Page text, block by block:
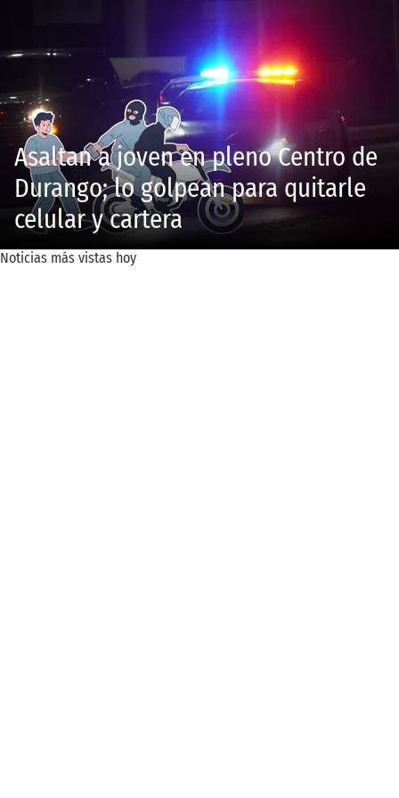
Asaltan a joven en pleno Centro de
Durango; lo golpean para quitarle
celular y cartera
Noticias más vistas hoy